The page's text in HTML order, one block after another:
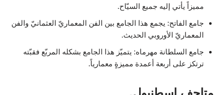
مميزاً يأتي إليه جميع السيّاح.
جامع الفاتح: يجمع هذا الجامع بين الفن المعماريّ العثمانيّ والفن
المعماريّ الأوروبي الحديث.
جامع السلطانة مهرماه: يتميّز هذا الجامع بشكله المربّع فقبّته
ترتكز على أربعة أعمدة مميزةٍ معمارياً.